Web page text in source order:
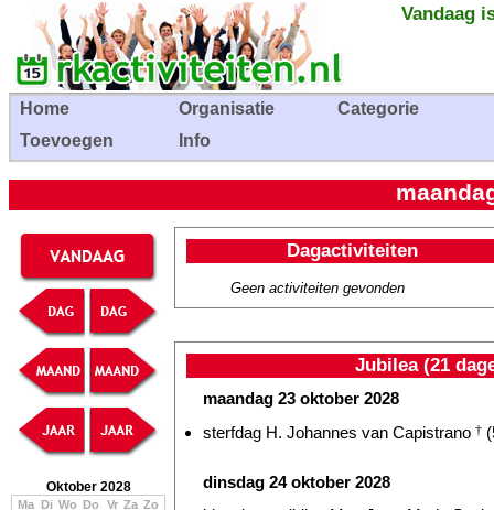
Vandaag
Home Organisatie
Categorie
Toevoegen
Info
Oktober 2028
Ma Di Wo Do Vr Za Zo
Dagactiviteiten
Geen activiteiten gevonden
Jubilea (21
maandag 23 oktober 2028
sterfdag H. Johannes van Capistrano †
dinsdag 24 oktober 2028